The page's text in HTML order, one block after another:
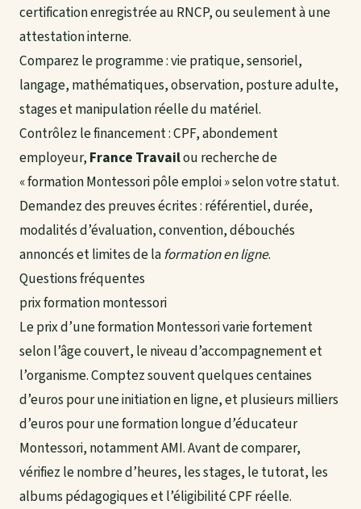
certification enregistrée au RNCP, ou seulement à une
attestation interne.
Comparez le programme : vie pratique, sensoriel,
langage, mathématiques, observation, posture adulte,
stages et manipulation réelle du matériel.
Contrôlez le financement : CPF, abondement
employeur,France Travailou recherche de
« formation Montessori pôle emploi » selon votre statut.
Demandez des preuves écrites : référentiel, durée,
modalités d’évaluation, convention, débouchés
annoncés et limites de laformation en ligne.
Questions fréquentes
prix formation montessori
Le prix d’une formation Montessori varie fortement
selon l’âge couvert, le niveau d’accompagnement et
l’organisme. Comptez souvent quelques centaines
d’euros pour une initiation en ligne, et plusieurs milliers
d’euros pour une formation longue d’éducateur
Montessori, notamment AMI. Avant de comparer,
vérifiez le nombre d’heures, les stages, le tutorat, les
albums pédagogiques et l’éligibilité CPF réelle.